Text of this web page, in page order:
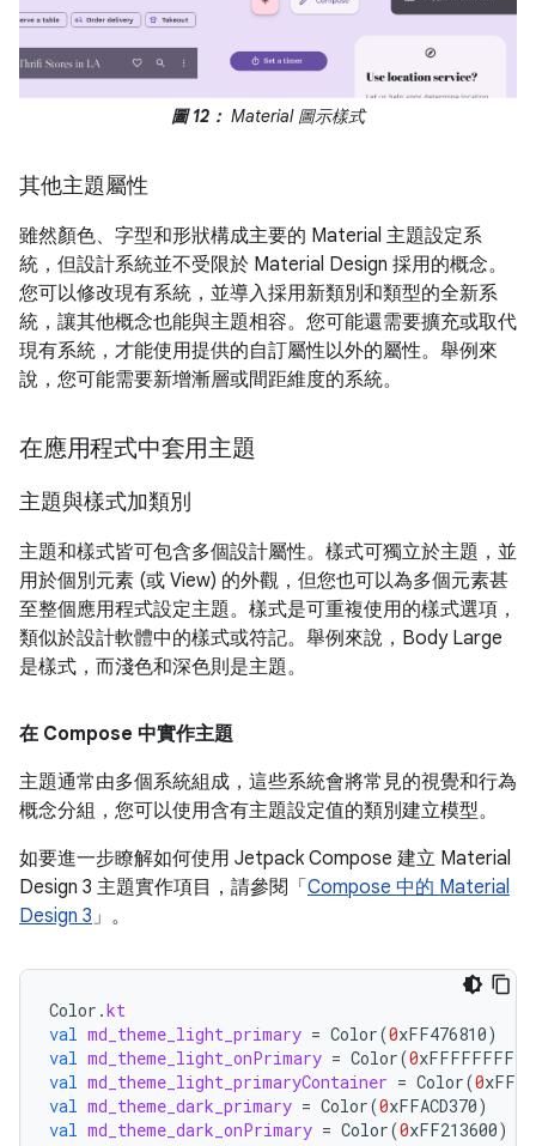
圖 12： Material 圖示樣式
其他主題屬性
雖然顏色、字型和形狀構成主要的 Material 主題設定系
統，但設計系統並不受限於 Material Design 採用的概念。
您可以修改現有系統，並導入採用新類別和類型的全新系
統，讓其他概念也能與主題相容。您可能還需要擴充或取代
現有系統，才能使用提供的自訂屬性以外的屬性。舉例來
說，您可能需要新增漸層或間距維度的系統。
在應用程式中套用主題
主題與樣式加類別
主題和樣式皆可包含多個設計屬性。樣式可獨立於主題，並
用於個別元素 (或 View) 的外觀，但您也可以為多個元素甚
至整個應用程式設定主題。樣式是可重複使用的樣式選項，
類似於設計軟體中的樣式或符記。舉例來說，Body Large
是樣式，而淺色和深色則是主題。
在 Compose 中實作主題
主題通常由多個系統組成，這些系統會將常見的視覺和行為
概念分組，您可以使用含有主題設定值的類別建立模型。
如要進一步瞭解如何使用 Jetpack Compose 建立 Material
Design 3 主題實作項目，請參閱「Compose 中的 Material
Design 3 」。
Color .kt
val md_theme_light_primary = Color(0xFF476810)
val md_theme_light_onPrimary = Color(0xFFFFFFFF
val md_theme_light_primaryContainer = Color(0
val md_theme_dark_primary = Color(0xFFACD370)
val md_theme_dark_onPrimary = Color(0xFF213600)